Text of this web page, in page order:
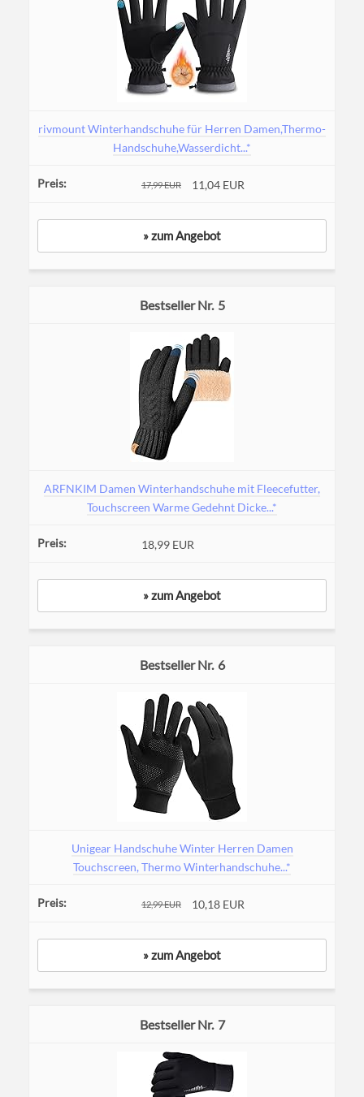
rivmount Winterhandschuhe für Herren Damen,Thermo-
Handschuhe,Wasserdicht...*
17,99 EUR 11,04 EUR
» zum Angebot
5
ARFNKIM Damen Winterhandschuhe mit Fleecefutter,
Touchscreen Warme Gedehnt Dicke...*
18,99 EUR
» zum Angebot
6
Unigear Handschuhe Winter Herren Damen
Touchscreen, Thermo Winterhandschuhe...*
12,99 EUR 10,18 EUR
» zum Angebot
7